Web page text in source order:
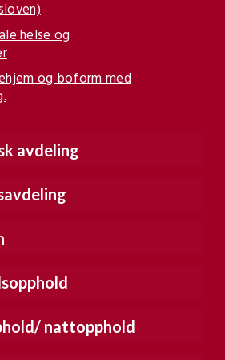
helse og
og boform med
avdeling
nattopphold